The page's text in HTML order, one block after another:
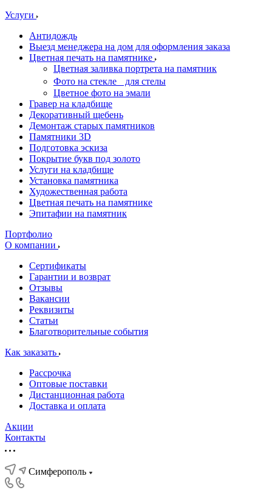
Услуги
Антидождь
Выезд менеджера на дом для оформления заказа
Цветная печать на памятнике
Цветная заливка портрета на памятник
Фото на стекле для стелы
Цветное фото на эмали
Гравер на кладбище
Декоративный щебень
Демонтаж старых памятников
Памятники 3D
Подготовка эскиза
Покрытие букв под золото
Услуги на кладбище
Установка памятника
Художественная работа
Цветная печать на памятнике
Эпитафии на памятник
Портфолио
О компании
Сертификаты
Гарантии и возврат
Отзывы
Вакансии
Реквизиты
Статьи
Благотворительные события
Как заказать
Рассрочка
Оптовые поставки
Дистанционная работа
Доставка и оплата
Акции
Контакты
Симферополь